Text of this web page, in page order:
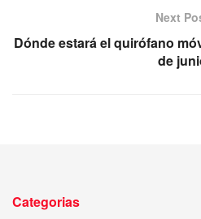
Next
Dónde estará el quirófano
de
Categorias